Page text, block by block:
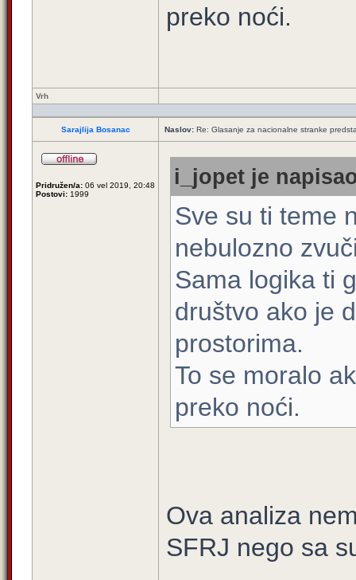
preko noći.
Vrh
Sarajlija Bosanac Naslov: Re: Glasanje za nacionalne stranke
Pridružen/a: 06 vel 2019, 20:48
Postovi: 1999
i_jopet je
Sve su ti teme
nebulozno
Sama logika ti
društvo ako je
prostorima.
To se moralo
preko noći.
Ova analiza
SFRJ nego sa